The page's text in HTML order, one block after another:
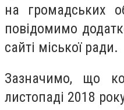
на громадських
повідомимо
сайті міської ради.
Зазначимо, що
листопаді 2018